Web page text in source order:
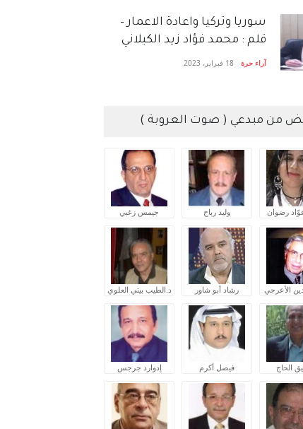
سوريا وتركيا واعادة الاعمار –
قلم : محمد فؤاد زيد الكيلاني
آراء حرة 18 فبراير، 2023
من مبدعي ( صوت العروبة )
رضوان وليد رباح جيمس زغبي
الأعرجي رشاد أبو شاور د.الطيب بيتي العلوي
الحاج فيصل أكرم إدوارد جرجس